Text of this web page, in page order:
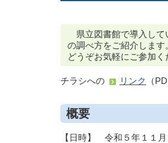
県立図書館で導入して
の調べ方をご紹介します
どうぞお気軽にご参加く
チラシへの リンク （
概要
【日時】 令和５年１１